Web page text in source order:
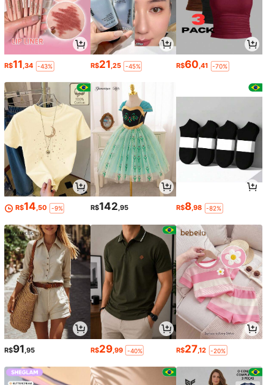
R$11,34 -43% R$21,25 -45% R$60,41 -70%
R$14,50 -9% R$142,95 R$8,98 -82%
R$91 ,95 R$29,99 -40% R$27,12 -20%